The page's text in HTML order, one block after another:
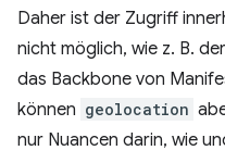
Daher ist der Zugriff
nicht möglich, wie z. B. der
das Backbone von
können geolocation
nur Nuancen darin, wie